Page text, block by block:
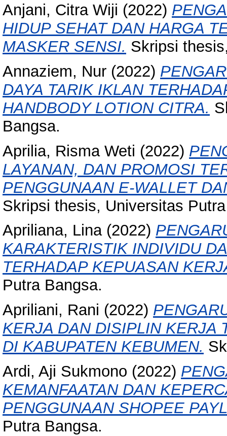
Anjani, Citra Wiji (2022)
HIDUP SEHAT DAN HARGA
MASKER SENSI. Skripsi
Annaziem, Nur (2022)
DAYA TARIK IKLAN
HANDBODY LOTION CITRA.
Bangsa.
Aprilia, Risma Weti (2022)
LAYANAN, DAN PROMOSI
PENGGUNAAN E-WALLET
Skripsi thesis, Universitas
Apriliana, Lina(2022)
KARAKTERISTIK INDIVIDU
TERHADAP KEPUASAN
Putra Bangsa.
Apriliani, Rani (2022)
KERJA DAN DISIPLIN KERJA
DI KABUPATEN KEBUMEN.
Ardi, Aji Sukmono (2022)
KEMANFAATAN DAN
PENGGUNAAN SHOPEE
Putra Bangsa.